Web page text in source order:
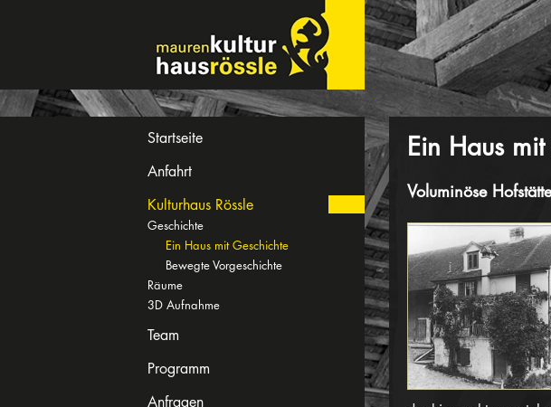
Startseite
Anfahrt
Kulturhaus Rössle
Geschichte
Ein Haus mit Geschichte
Bewegte Vorgeschichte
Räume
3D Aufnahme
Team
Programm
Anfragen
Ein Haus
Voluminöse